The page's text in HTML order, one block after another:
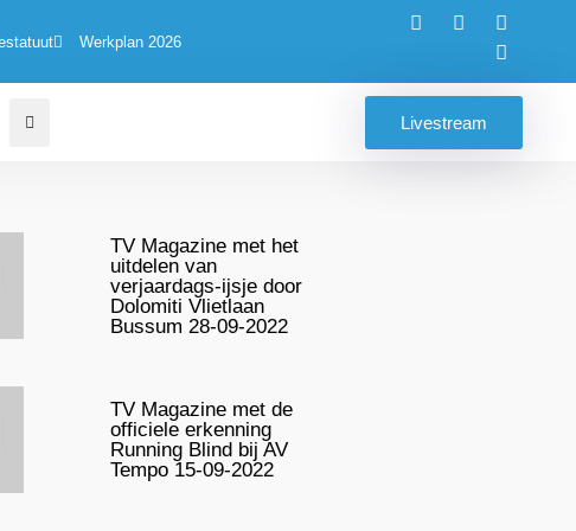
Werkplan 2026
Livestream
TV Magazine met het
uitdelen van
verjaardags-ijsje door
Dolomiti Vlietlaan
Bussum 28-09-2022
TV Magazine met de
officiele erkenning
Running Blind bij AV
Tempo 15-09-2022